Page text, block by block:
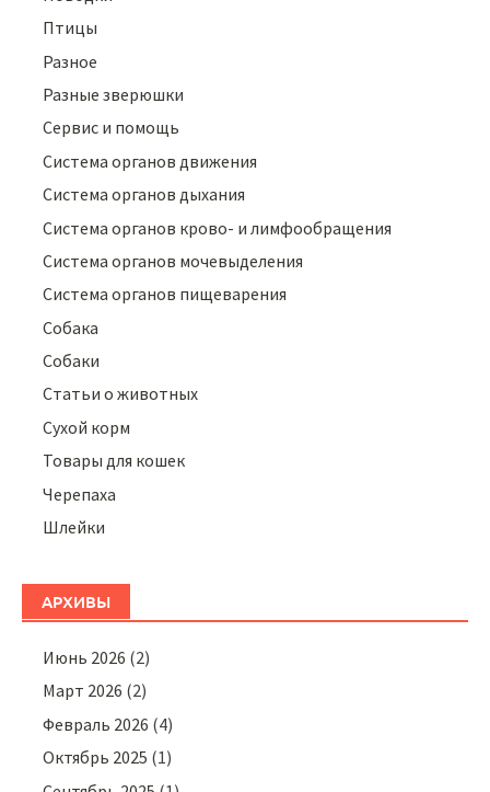
Птицы
Разное
Разные зверюшки
Сервис и помощь
Система органов движения
Система органов дыхания
Система органов крово- и лимфообращения
Система органов мочевыделения
Система органов пищеварения
Собака
Собаки
Статьи о животных
Сухой корм
Товары для кошек
Черепаха
Шлейки
АРХИВЫ
Июнь 2026 (2)
Март 2026 (2)
Февраль 2026 (4)
Октябрь 2025 (1)